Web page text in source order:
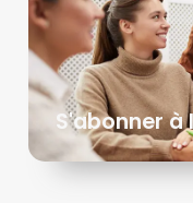
S'abonner